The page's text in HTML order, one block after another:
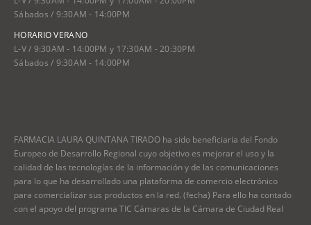
Sábados / 9:30AM - 14:00PM
HORARIO VERANO
L-V / 9:30AM - 14:00PM y 17:30AM - 20:30PM
Sábados / 9:30AM - 14:00PM
FARMACIA LAURA QUINTANA TIRADO ha sido beneficiaria del Fondo
Europeo de Desarrollo Regional cuyo objetivo es mejorar el uso y la
calidad de las tecnologías de la información y de las comunicaciones
para lo que ha desarrollado una plataforma de comercio electrónico
para comercializar sus productos en la red. (fecha) Para ello ha contado
con el apoyo del programa TIC Cámaras de la Cámara de Ciudad Real